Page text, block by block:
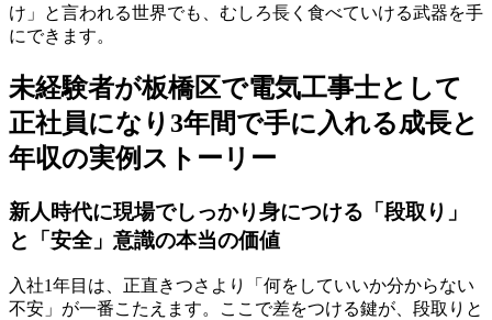
け」と言われる世界でも、むしろ長く食べていける武器を手
にできます。
未経験者が板橋区で電気工事士として
正社員になり3年間で手に入れる成長と
年収の実例ストーリー
新人時代に現場でしっかり身につける「段取り」
と「安全」意識の本当の価値
入社1年目は、正直きつさより「何をしていいか分からない
不安」が一番こたえます。ここで差をつける鍵が、段取りと